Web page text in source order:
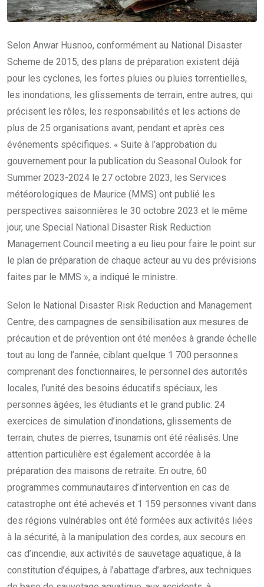
Selon Anwar Husnoo, conformément au National Disaster
Scheme de 2015, des plans de préparation existent déjà
pour les cyclones, les fortes pluies ou pluies torrentielles,
les inondations, les glissements de terrain, entre autres, qui
précisent les rôles, les responsabilités et les actions de
plus de 25 organisations avant, pendant et après ces
événements spécifiques. « Suite à l’approbation du
gouvernement pour la publication du Seasonal Oulook for
Summer 2023-2024 le 27 octobre 2023, les Services
météorologiques de Maurice (MMS) ont publié les
perspectives saisonnières le 30 octobre 2023 et le même
jour, une Special National Disaster Risk Reduction
Management Council meeting a eu lieu pour faire le point sur
le plan de préparation de chaque acteur au vu des prévisions
faites par le MMS », a indiqué le ministre.
Selon le National Disaster Risk Reduction and Management
Centre, des campagnes de sensibilisation aux mesures de
précaution et de prévention ont été menées à grande échelle
tout au long de l’année, ciblant quelque 1 700 personnes
comprenant des fonctionnaires, le personnel des autorités
locales, l’unité des besoins éducatifs spéciaux, les
personnes âgées, les étudiants et le grand public. 24
exercices de simulation d’inondations, glissements de
terrain, chutes de pierres, tsunamis ont été réalisés. Une
attention particulière est également accordée à la
préparation des maisons de retraite. En outre, 60
programmes communautaires d’intervention en cas de
catastrophe ont été achevés et 1 159 personnes vivant dans
des régions vulnérables ont été formées aux activités liées
à la sécurité, à la manipulation des cordes, aux secours en
cas d’incendie, aux activités de sauvetage aquatique, à la
constitution d’équipes, à l’abattage d’arbres, aux techniques